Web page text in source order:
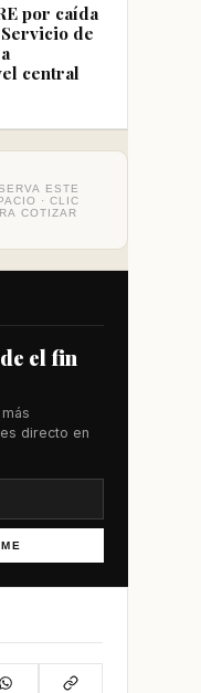
por caída
de
central
ESTE
· CLIC
COTIZAR
el fin
directo en